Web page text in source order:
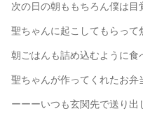
次の日の朝ももちろん僕は目
聖ちゃんに起こしてもらって
朝ごはんも詰め込むように食
聖ちゃんが作ってくれたお弁
ーーーいつも玄関先で送り出